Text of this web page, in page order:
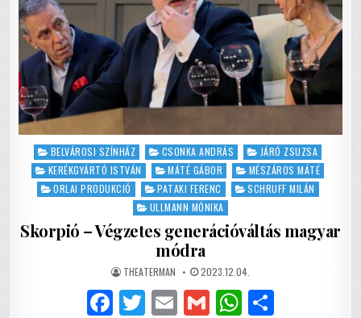
Posted
in
BELVÁROSI SZÍNHÁZ CSONKA ANDRÁS
JÁRÓ ZSUZSA
KERÉKGYÁRTÓ ISTVÁN
MÁTÉ GÁBOR
MÉSZÁROS MÁTÉ
ORLAI PRODUKCIÓ
PATAKI FERENC
SCHRUFF MILÁN
ULLMANN MÓNIKA
Skorpió – Végzetes generációváltás magyar
módra
AUTHOR:
THEATERMAN PUBLISHED
DATE:
2023.12.04.
F T E G W